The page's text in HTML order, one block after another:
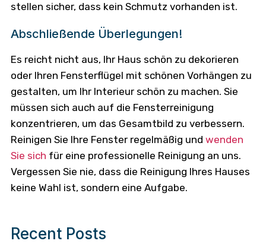
stellen sicher, dass kein Schmutz vorhanden ist.
Abschließende Überlegungen!
Es reicht nicht aus, Ihr Haus schön zu dekorieren
oder Ihren Fensterflügel mit schönen Vorhängen zu
gestalten, um Ihr Interieur schön zu machen. Sie
müssen sich auch auf die Fensterreinigung
konzentrieren, um das Gesamtbild zu verbessern.
Reinigen Sie Ihre Fenster regelmäßig und wenden
Sie sich für eine professionelle Reinigung an uns.
Vergessen Sie nie, dass die Reinigung Ihres Hauses
keine Wahl ist, sondern eine Aufgabe.
Recent Posts